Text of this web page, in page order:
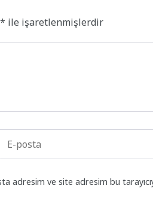
* ile işaretlenmişlerdir
adresim ve site adresim bu